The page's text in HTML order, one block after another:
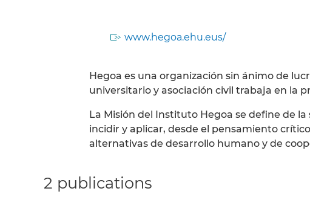
www.hegoa.ehu.eus/
Hegoa es una organización sin ánimo de
universitario y asociación civil trabaja en la
La Misión del Instituto Hegoa se define de
incidir y aplicar, desde el pensamiento
alternativas de desarrollo humano y de
2 publications